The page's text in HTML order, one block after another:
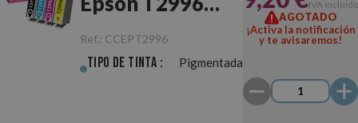
(29XL)
Multipack
Ref.: CCEPT2996
Tipo de Tinta : Pigmentada
IVA incluido
AGOTADO
¡Activa la notificación
y te avisaremos!